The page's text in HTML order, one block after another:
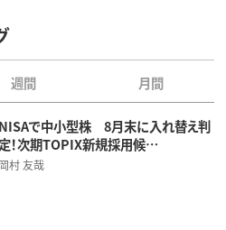
週間 月間
NISAで中小型株 8月末に入れ替え判
定！次期TOPIX新規採用候…
岡村 友哉